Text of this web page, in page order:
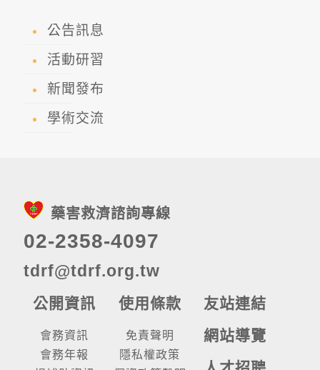
公告訊息
活動研習
新聞發布
學術交流
藥害救濟諮詢專線
02-2358-4097
tdrf@tdrf.org.tw
公開資訊
會務資訊
會務年報
使用條款
免責聲明
隱私權政策
友站連結
網站導覽